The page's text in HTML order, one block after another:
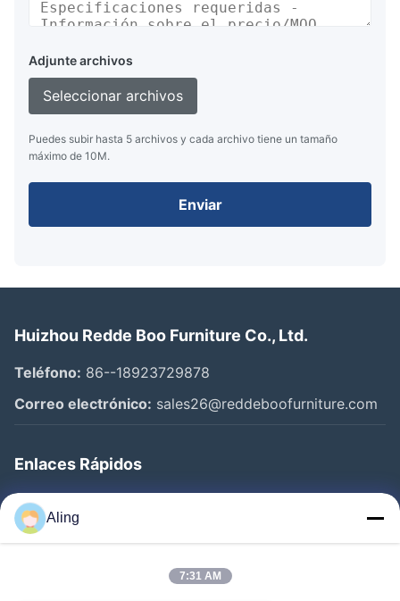
Adjunte archivos
Seleccionar archivos
Puedes subir hasta 5 archivos y cada archivo tiene un tamaño
máximo de 10M.
Enviar
Huizhou Redde Boo Furniture Co., Ltd.
Teléfono: 86--18923729878
Correo electrónico: sales26@reddeboofurniture.com
Enlaces Rápidos
Inicio
Productos
Aling
7:31 AM